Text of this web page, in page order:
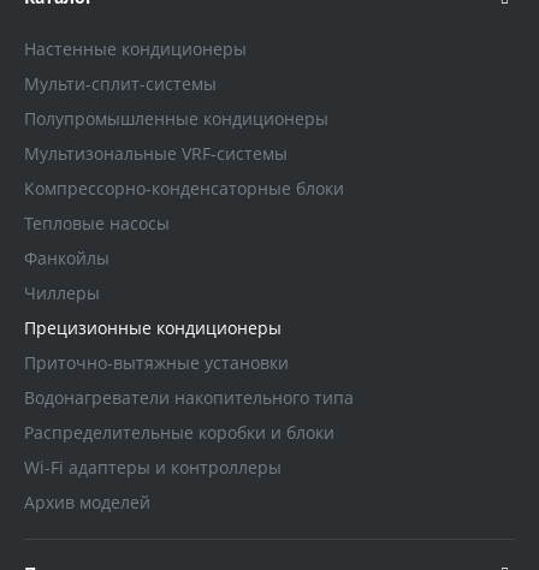
Настенные кондиционеры
Мульти-сплит-системы
Полупромышленные кондиционеры
Мультизональные VRF-системы
Компрессорно-конденсаторные блоки
Тепловые насосы
Фанкойлы
Чиллеры
Прецизионные кондиционеры
Приточно-вытяжные установки
Водонагреватели накопительного типа
Распределительные коробки и блоки
Wi-Fi адаптеры и контроллеры
Архив моделей